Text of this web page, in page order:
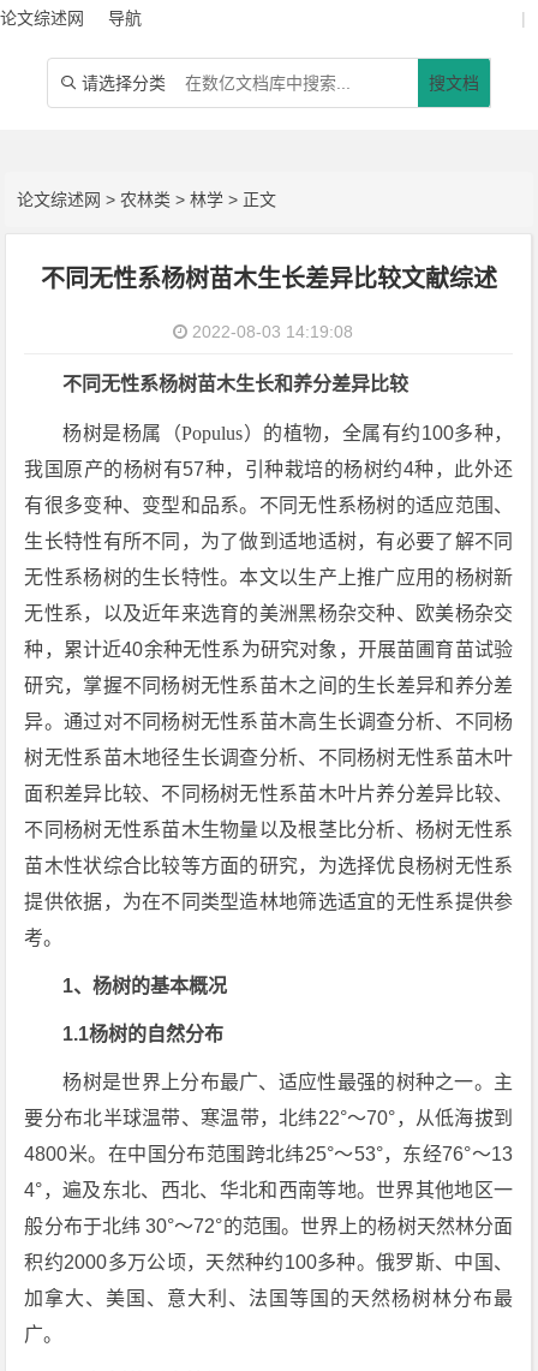
论文综述网 导航 |
 请选择分类 搜文档
论文综述网 >农林类 >林学 > 正文
不同无性系杨树苗木生长差异比较文献综述
2022-08-03 14:19:08
不同无性系杨树苗木生长和养分差异比较
杨树是杨属（Populus）的植物，全属有约100多种，
我国原产的杨树有57种，引种栽培的杨树约4种，此外还
有很多变种、变型和品系。不同无性系杨树的适应范围、
生长特性有所不同，为了做到适地适树，有必要了解不同
无性系杨树的生长特性。本文以生产上推广应用的杨树新
无性系，以及近年来选育的美洲黑杨杂交种、欧美杨杂交
种，累计近40余种无性系为研究对象，开展苗圃育苗试验
研究，掌握不同杨树无性系苗木之间的生长差异和养分差
异。通过对不同杨树无性系苗木高生长调查分析、不同杨
树无性系苗木地径生长调查分析、不同杨树无性系苗木叶
面积差异比较、不同杨树无性系苗木叶片养分差异比较、
不同杨树无性系苗木生物量以及根茎比分析、杨树无性系
苗木性状综合比较等方面的研究，为选择优良杨树无性系
提供依据，为在不同类型造林地筛选适宜的无性系提供参
考。
1、杨树的基本概况
1.1杨树的自然分布
杨树是世界上分布最广、适应性最强的树种之一。主
要分布北半球温带、寒温带，北纬22°～70°，从低海拔到
4800米。在中国分布范围跨北纬25°～53°，东经76°～13
4°，遍及东北、西北、华北和西南等地。世界其他地区一
般分布于北纬 30°～72°的范围。世界上的杨树天然林分面
积约2000多万公顷，天然种约100多种。俄罗斯、中国、
加拿大、美国、意大利、法国等国的天然杨树林分布最
广。